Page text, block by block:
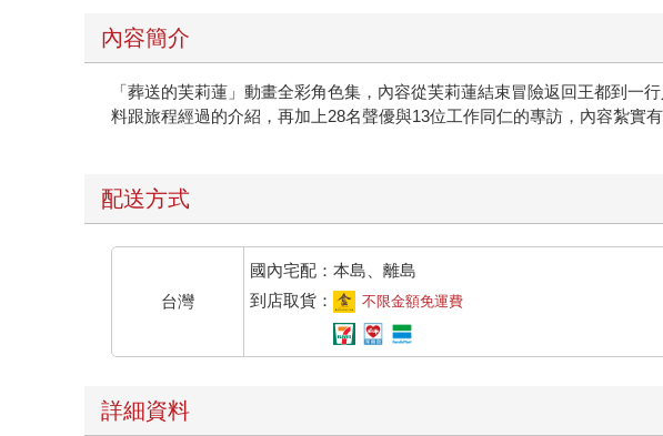
內容簡介
「葬送的芙莉蓮」動畫全彩角色集，內容從芙莉蓮結束冒險返回王都到
料跟旅程經過的介紹，再加上28名聲優與13位工作同仁的專訪，內容紮實有
配送方式
台灣
國內宅配：本島、離島
到店取貨：
不限金額免運費
詳細資料